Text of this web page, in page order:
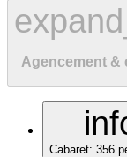
Agencement &
Cabaret: 356